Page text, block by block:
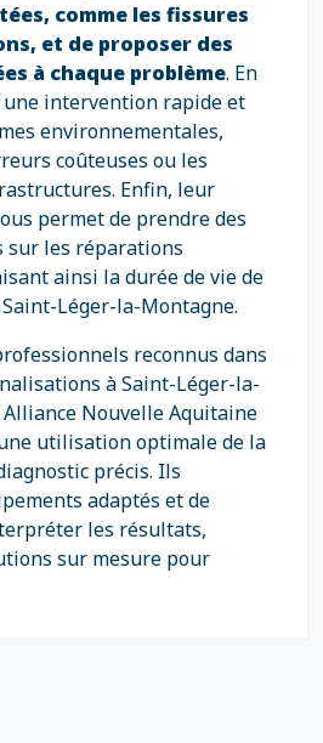
comme les fissures
et de proposer des
à chaque problème. En
intervention rapide et
environnementales,
coûteuses ou les
Enfin, leur
permet de prendre des
sur les réparations
ainsi la durée de vie de
Léger-la-Montagne.
reconnus dans
à Saint-Léger-la-
Nouvelle Aquitaine
utilisation optimale de la
précis. Ils
adaptés et de
les résultats,
sur mesure pour